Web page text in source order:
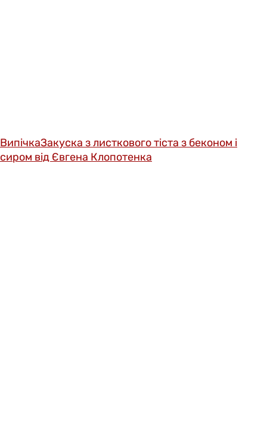
ВипічкаЗакуска з листкового тіста з беконом і
сиром від Євгена Клопотенка